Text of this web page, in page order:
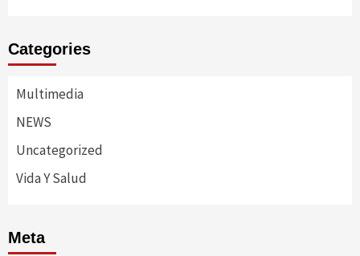
Categories
Multimedia
NEWS
Uncategorized
Vida Y Salud
Meta